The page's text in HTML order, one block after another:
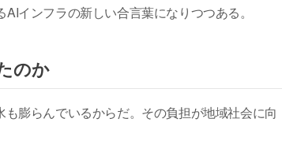
インフラの新しい合言葉になりつつある。
のか
膨らんでいるからだ。その負担が地域社会に向